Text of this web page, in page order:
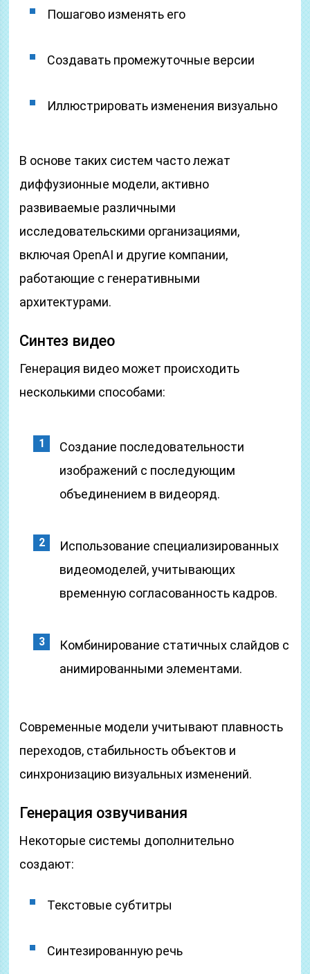
Пошагово изменять его
Создавать промежуточные версии
Иллюстрировать изменения визуально
В основе таких систем часто лежат
диффузионные модели, активно
развиваемые различными
исследовательскими организациями,
включая OpenAI и другие компании,
работающие с генеративными
архитектурами.
Синтез видео
Генерация видео может происходить
несколькими способами:
Создание последовательности
изображений с последующим
объединением в видеоряд.
Использование специализированных
видеомоделей, учитывающих
временную согласованность кадров.
Комбинирование статичных слайдов с
анимированными элементами.
Современные модели учитывают плавность
переходов, стабильность объектов и
синхронизацию визуальных изменений.
Генерация озвучивания
Некоторые системы дополнительно
создают:
Текстовые субтитры
Синтезированную речь